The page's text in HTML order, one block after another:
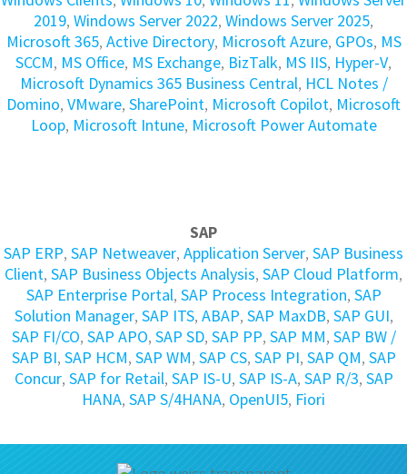
2019, Windows Server 2022, Windows Server 2025,
Microsoft 365, Active Directory, Microsoft Azure, GPOs, MS
SCCM, MS Office, MS Exchange, BizTalk, MS IIS, Hyper-V,
Microsoft Dynamics 365 Business Central, HCL Notes /
Domino, VMware, SharePoint, Microsoft Copilot, Microsoft
Loop, Microsoft Intune, Microsoft Power Automate
SAP
SAP ERP, SAP Netweaver, Application Server, SAP Business
Client, SAP Business Objects Analysis, SAP Cloud Platform,
SAP Enterprise Portal, SAP Process Integration, SAP
Solution Manager, SAP ITS, ABAP, SAP MaxDB, SAP GUI,
SAP FI/CO, SAP APO, SAP SD, SAP PP, SAP MM, SAP BW /
SAP BI, SAP HCM, SAP WM, SAP CS, SAP PI, SAP QM, SAP
Concur, SAP for Retail, SAP IS-U, SAP IS-A, SAP R/3, SAP
HANA, SAP S/4HANA, OpenUI5, Fiori